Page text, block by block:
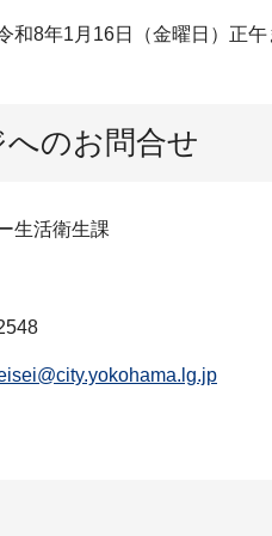
和8年1月16日（金曜日）正午
のお問合せ
生活衛生課